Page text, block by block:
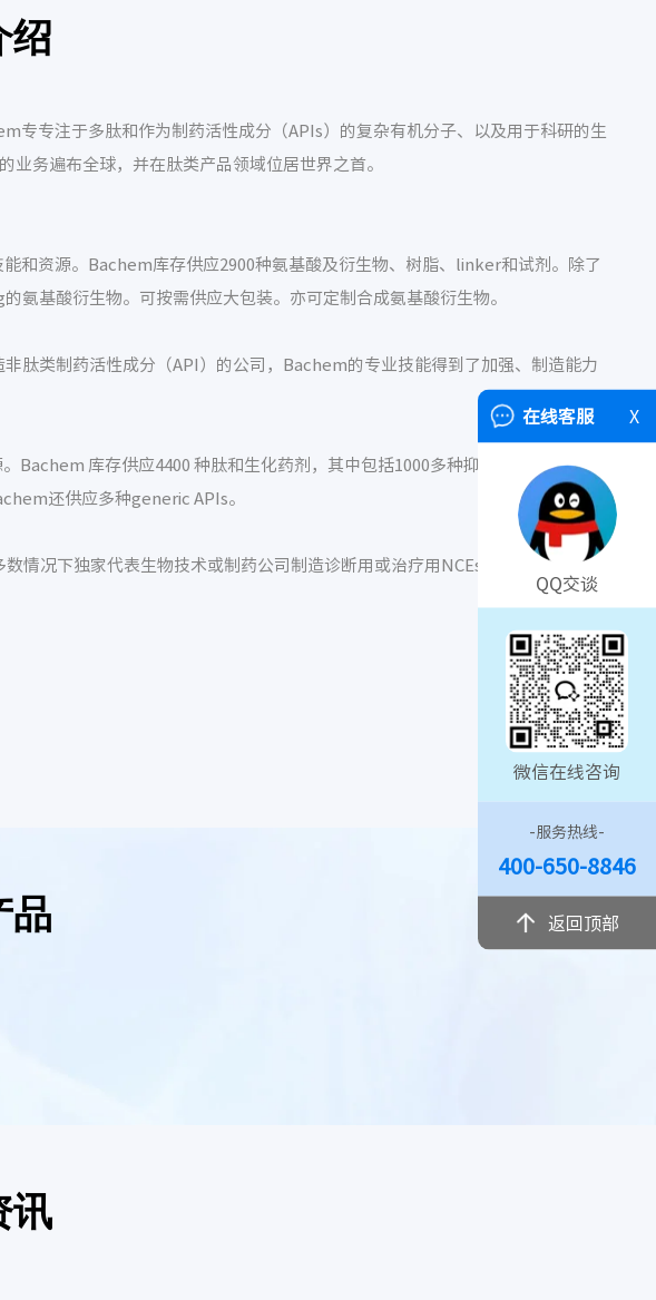
绍
专专注于多肽和作为制药活性成分（APIs）的复杂有机分子、以及用于科研的生
务遍布全球，并在肽类产品领域位居世界之首。
和资源。Bachem库存供应2900种氨基酸及衍生物、树脂、linker和试剂。除了
氨基酸衍生物。可按需供应大包装。亦可定制合成氨基酸衍生物。
肽类制药活性成分（API）的公司，Bachem的专业技能得到了加强、制造能力
库存供应4400 种肽和生化药剂，其中包括1000多种抑制剂和底物。另
还供应多种generic APIs。
情况下独家代表生物技术或制药公司制造诊断用或治疗用NCEs。
品
讯
在线客服 X
QQ交谈
微信在线咨询
-服务热线-
400-650-8846
返回顶部